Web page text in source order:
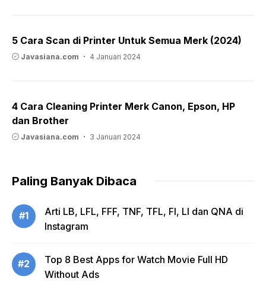
5 Cara Scan di Printer Untuk Semua Merk (2024)
Javasiana.com 4 Januari 2024
4 Cara Cleaning Printer Merk Canon, Epson, HP
dan Brother
Javasiana.com 3 Januari 2024
Paling Banyak Dibaca
#1
Arti LB, LFL, FFF, TNF, TFL, FI, LI dan QNA di
Instagram
#2
Top 8 Best Apps for Watch Movie Full HD
Without Ads